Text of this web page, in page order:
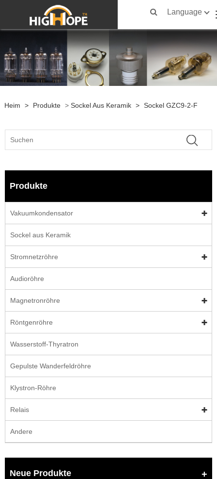
Language
Heim > Produkte > Sockel Aus Keramik > Sockel GZC9-2-F
Produkte
Vakuumkondensator
Sockel aus Keramik
Stromnetzröhre
Audioröhre
Magnetronröhre
Röntgenröhre
Wasserstoff-Thyratron
Gepulste Wanderfeldröhre
Klystron-Röhre
Relais
Andere
Neue Produkte